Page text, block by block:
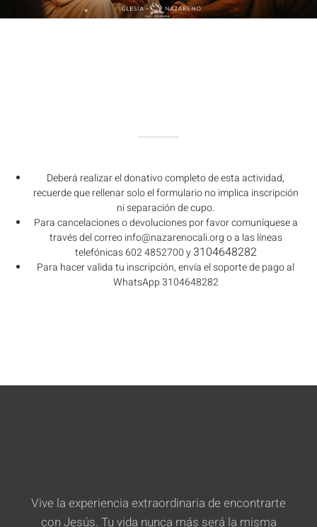
Deberá realizar el donativo completo de esta actividad,
recuerde que rellenar solo el formulario no implica inscripción
ni separación de cupo.
Para cancelaciones o devoluciones por favor comuníquese a
través del correoinfo@nazarenocali.orgo a las líneas
telefónicas 602 4852700 y3104648282
Para hacer valida tu inscripción, envía el soporte de pago al
WhatsApp 3104648282
Vive la experiencia extraordinaria de encontrarte
con Jesús. Tu vida nunca más será la misma